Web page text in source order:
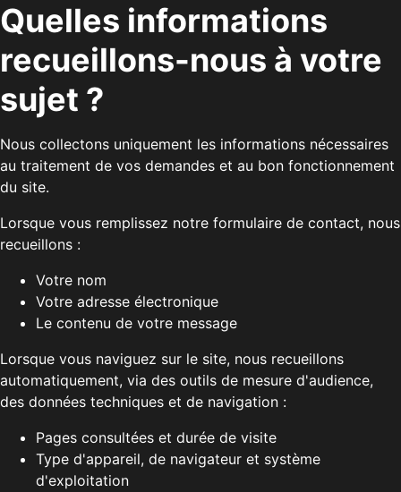
Quelles informations
recueillons-nous à votre
sujet ?
Nous collectons uniquement les informations nécessaires
au traitement de vos demandes et au bon fonctionnement
du site.
Lorsque vous remplissez notre formulaire de contact, nous
recueillons :
Votre nom
Votre adresse électronique
Le contenu de votre message
Lorsque vous naviguez sur le site, nous recueillons
automatiquement, via des outils de mesure d'audience,
des données techniques et de navigation :
Pages consultées et durée de visite
Type d'appareil, de navigateur et système
d'exploitation